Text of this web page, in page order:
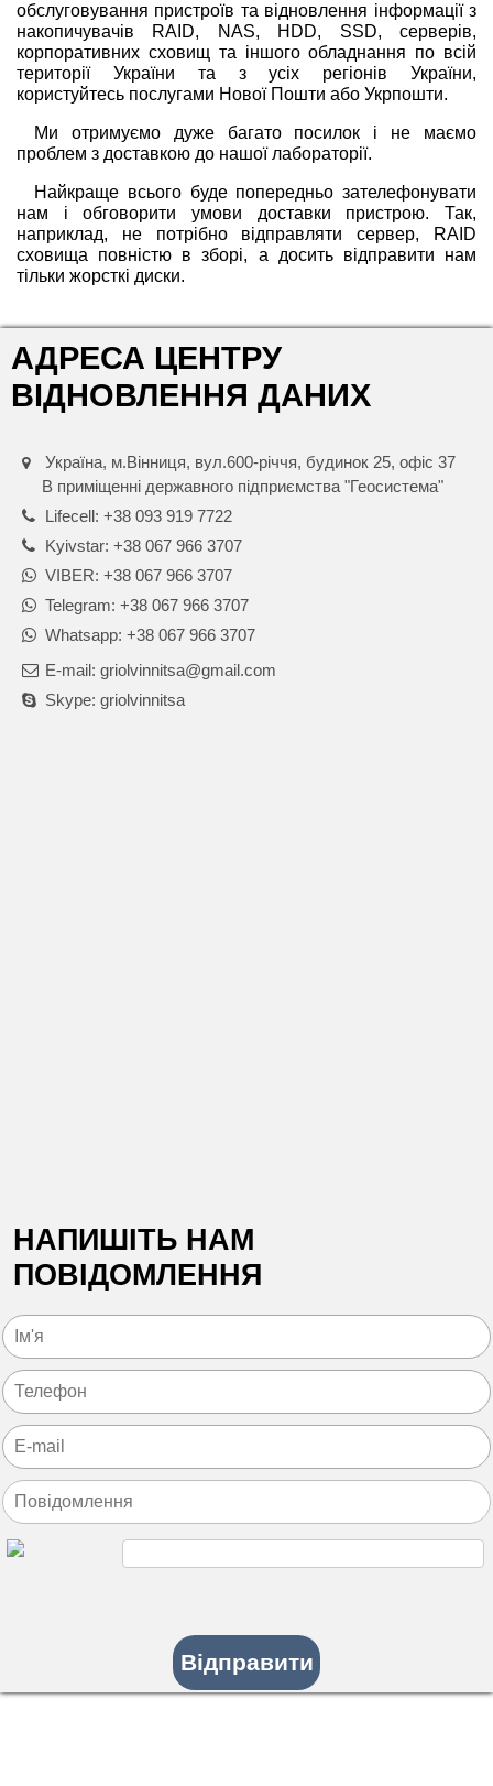
обслуговування пристроїв та відновлення інформації з
накопичувачів RAID, NAS, HDD, SSD, серверів,
корпоративних сховищ та іншого обладнання по всій
території України та з усіх регіонів України,
користуйтесь послугами Нової Пошти або Укрпошти.
Ми отримуємо дуже багато посилок і не маємо
проблем з доставкою до нашої лабораторії.
Найкраще всього буде попередньо зателефонувати
нам і обговорити умови доставки пристрою. Так,
наприклад, не потрібно відправляти сервер, RAID
сховища повністю в зборі, а досить відправити нам
тільки жорсткі диски.
АДРЕСА ЦЕНТРУ
ВІДНОВЛЕННЯ ДАНИХ
Україна, м.Вінниця, вул.600-річчя, будинок 25, офіс 37
В приміщенні державного підприємства "Геосистема"
Lifecell: +38 093 919 7722
Kyivstar: +38 067 966 3707
VIBER: +38 067 966 3707
Telegram: +38 067 966 3707
Whatsapp: +38 067 966 3707
E-mail: griolvinnitsa@gmail.com
Skype: griolvinnitsa
НАПИШІТЬ НАМ
ПОВІДОМЛЕННЯ